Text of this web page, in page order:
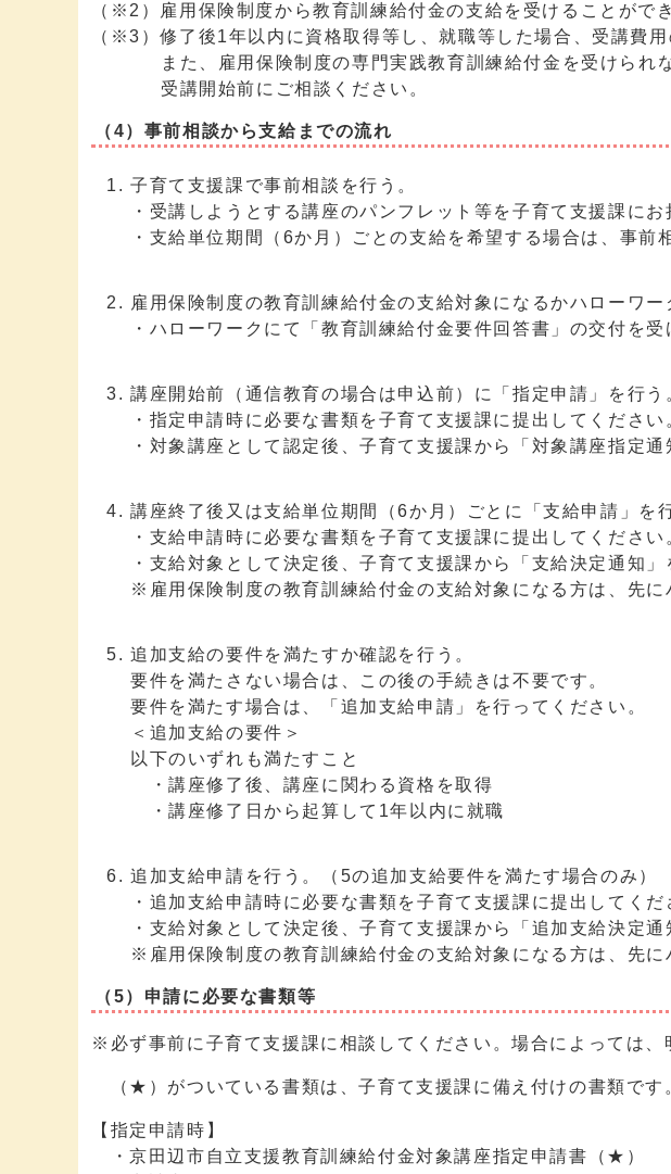
（※2）雇用保険制度から教育訓練給付金の支給を受けることがで
（※3）修了後1年以内に資格取得等し、就職等した場合、受講費
また、雇用保険制度の専門実践教育訓練給付金を受けられな
受講開始前にご相談ください。
（4）事前相談から支給までの流れ
子育て支援課で事前相談を行う。
・受講しようとする講座のパンフレット等を子育て支援課にお
・支給単位期間（6か月）ごとの支給を希望する場合は、事前
雇用保険制度の教育訓練給付金の支給対象になるかハローワー
・ハローワークにて「教育訓練給付金要件回答書」の交付を受
講座開始前（通信教育の場合は申込前）に「指定申請」を行う
・指定申請時に必要な書類を子育て支援課に提出してください
・対象講座として認定後、子育て支援課から「対象講座指定通
講座終了後又は支給単位期間（6か月）ごとに「支給申請」を
・支給申請時に必要な書類を子育て支援課に提出してください
・支給対象として決定後、子育て支援課から「支給決定通知
※雇用保険制度の教育訓練給付金の支給対象になる方は、先に
追加支給の要件を満たすか確認を行う。
要件を満たさない場合は、この後の手続きは不要です。
要件を満たす場合は、「追加支給申請」を行ってください。
＜追加支給の要件＞
以下のいずれも満たすこと
・講座修了後、講座に関わる資格を取得
・講座修了日から起算して1年以内に就職
追加支給申請を行う。（5の追加支給要件を満たす場合のみ）
・追加支給申請時に必要な書類を子育て支援課に提出してくだ
・支給対象として決定後、子育て支援課から「追加支給決定
※雇用保険制度の教育訓練給付金の支給対象になる方は、先
（5）申請に必要な書類等
※必ず事前に子育て支援課に相談してください。場合によっては、
（★）がついている書類は、子育て支援課に備え付けの書類です
【指定申請時】
・京田辺市自立支援教育訓練給付金対象講座指定申請書（★）